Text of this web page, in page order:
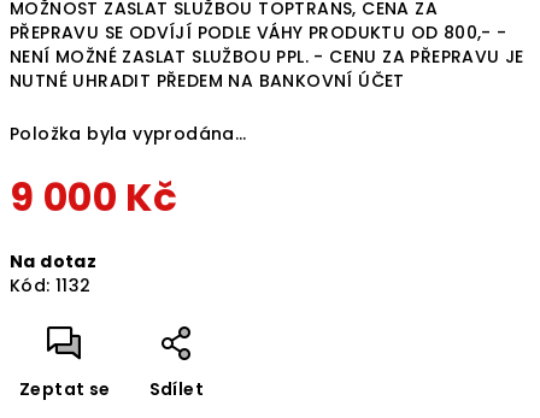
MOŽNOST ZASLAT SLUŽBOU TOPTRANS, CENA ZA
PŘEPRAVU SE ODVÍJÍ PODLE VÁHY PRODUKTU OD 800,- -
NENÍ MOŽNÉ ZASLAT SLUŽBOU PPL. - CENU ZA PŘEPRAVU JE
NUTNÉ UHRADIT PŘEDEM NA BANKOVNÍ ÚČET
Položka byla vyprodána…
9 000 Kč
cena:
Na dotaz
Kód: 1132
Zeptat se Sdílet